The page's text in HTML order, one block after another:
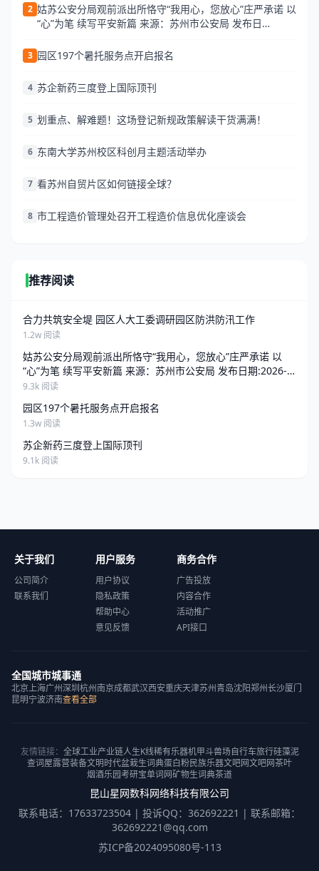
2 姑苏公安分局观前派出所恪守“我用心，您放心”庄严承诺 以
“心”为笔 续写平安新篇 来源：苏州市公安局 发布日
3 园区197个暑托服务点开启报名
4 苏企新药三度登上国际顶刊
5 划重点、解难题！这场登记新规政策解读干货满满！
6 东南大学苏州校区科创月主题活动举办
7 看苏州自贸片区如何链接全球？
8 市工程造价管理处召开工程造价信息优化座谈会
推荐阅读
合力共筑安全堤 园区人大工委调研园区防洪防汛工作
1.2w 阅读
姑苏公安分局观前派出所恪守“我用心，您放心”庄严承诺 以
“心”为笔 续写平安新篇 来源：苏州市公安局 发布日期:2026-
06-25 13:34 访问量:
9.3k 阅读
园区197个暑托服务点开启报名
1.3w 阅读
苏企新药三度登上国际顶刊
9.1k 阅读
关于我们
公司简介
联系我们
用户服务
用户协议
隐私政策
帮助中心
意见反馈
商务合作
广告投放
内容合作
活动推广
API接口
全国城市城事通
北京上海广州深圳杭州南京成都武汉西安重庆天津苏州青岛沈阳郑州长沙厦门
昆明宁波济南查看全部
友情链接： 全球工业产业链人生K线稀有乐器机甲斗兽场自行车旅行硅藻泥
查词屋露营装备文明时代盆栽生词典蛋白粉民族乐器文吧网文吧网茶叶
烟酒乐园考研宝单词网矿物生词典茶道
昆山星网数科网络科技有限公司
联系电话：17633723504 | 投诉QQ：362692221 | 联系邮箱：
362692221@qq.com
苏ICP备2024095080号-113